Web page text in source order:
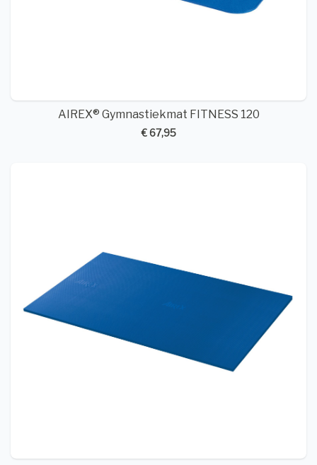
AIREX® Gymnastiekmat FITNESS 120
€ 67,95